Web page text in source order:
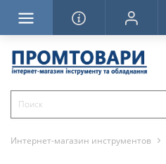
Интернет-магазин инструментов